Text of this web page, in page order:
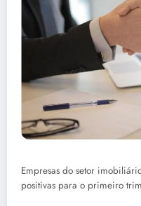
Empresas do setor
positivas para o primeiro